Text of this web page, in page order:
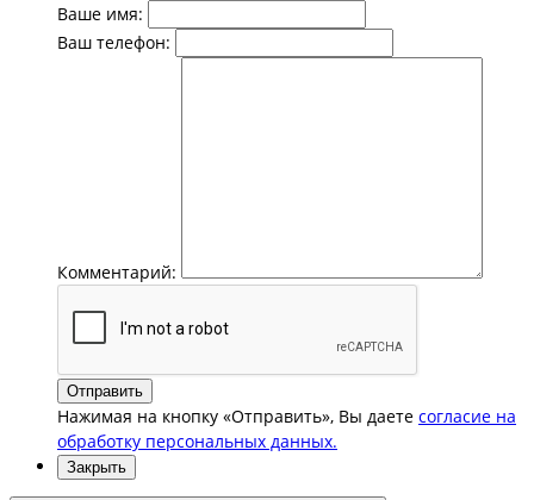
Ваше имя:
Ваш телефон:
Комментарий:
Отправить
Нажимая на кнопку «Отправить», Вы даете согласие на
обработку персональных данных.
Закрыть